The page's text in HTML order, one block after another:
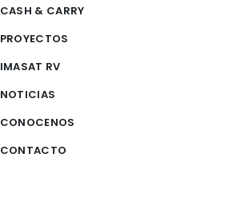
CASH & CARRY
PROYECTOS
IMASAT RV
NOTICIAS
CONOCENOS
CONTACTO